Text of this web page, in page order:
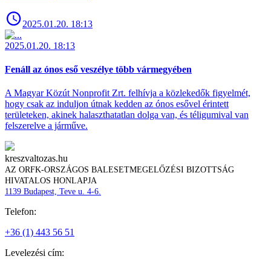
2025.01.20. 18:13
2025.01.20. 18:13
Fenáll az ónos eső veszélye több vármegyében
A Magyar Közút Nonprofit Zrt. felhívja a közlekedők figyelmét,
hogy csak az induljon útnak kedden az ónos esővel érintett
területeken, akinek halaszthatatlan dolga van, és téligumival van
felszerelve a járműve.
kreszvaltozas.hu
AZ ORFK-ORSZÁGOS BALESETMEGELŐZÉSI BIZOTTSÁG
HIVATALOS HONLAPJA
1139 Budapest, Teve u. 4-6.
Telefon:
+36 (1) 443 56 51
Levelezési cím: